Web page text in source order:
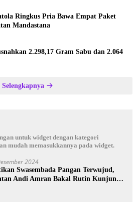
Ringkus Pria Bawa Empat Paket
Mandastana
2.298,17 Gram Sabu dan 2.064
Selengkapnya
untuk widget dengan kategori
mudah memasukkannya pada widget.
2024
Swasembada Pangan Terwujud,
Andi Amran Bakal Rutin Kunjungi